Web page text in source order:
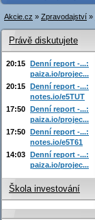
Akcie.cz » Zpravodajství »
Právě diskutujete
20:15 Denní report -...:
paiza.io/projec...
20:15 Denní report -...:
notes.io/e5TUT
17:50 Denní report -...:
paiza.io/projec...
17:50 Denní report -...:
notes.io/e5T61
14:03 Denní report -...:
paiza.io/projec...
Škola investování